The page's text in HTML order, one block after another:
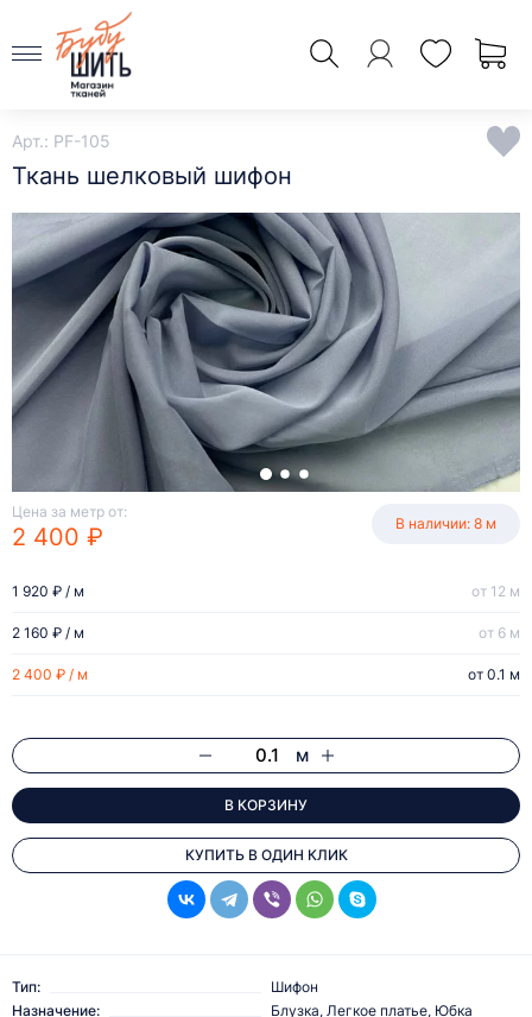
Арт.: PF-105
Ткань шелковый шифон
Цена за метр от:
2 400 ₽ В наличии: 8 м
2 400 ₽ / м от 0.1 м
2 160 ₽ / м от 6 м
1 920 ₽ / м от 12 м
м
В КОРЗИНУ
КУПИТЬ В ОДИН КЛИК
Тип:
Шифон
Назначение:
Блузка, Легкое платье, Юбка